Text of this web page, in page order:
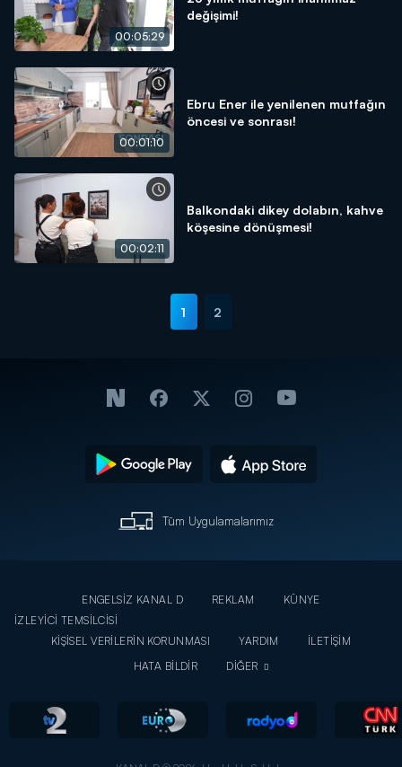
00:05:29
değişimi!
00:01:10
Ebru Ener ile yenilenen mutfağın
öncesi ve sonrası!
00:02:11
Balkondaki dikey dolabın, kahve
köşesine dönüşmesi!
1 2
Tüm Uygulamalarımız
ENGELSİZ KANAL D REKLAM
KÜNYE
İZLEYİCİ TEMSİLCİSİ
KİŞİSEL VERİLERİN KORUNMASI
YARDIM
İLETİŞİM
HATA BİLDİR
DİĞER